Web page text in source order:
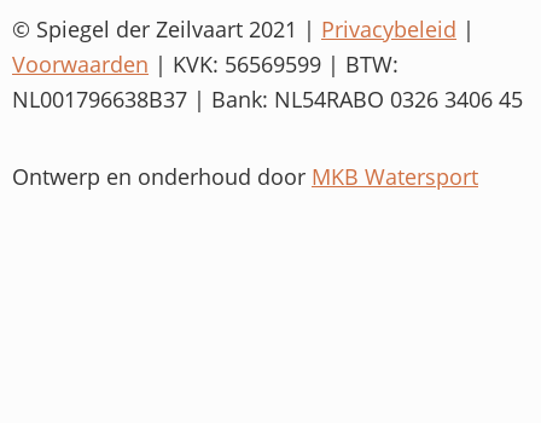
© Spiegel der Zeilvaart 2021 | Privacybeleid |
Voorwaarden | KVK: 56569599 | BTW:
NL001796638B37 | Bank: NL54RABO 0326 3406 45
Ontwerp en onderhoud door MKB Watersport